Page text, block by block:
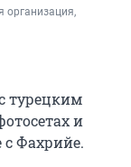
организация,
турецким
и
с Фахрийе.